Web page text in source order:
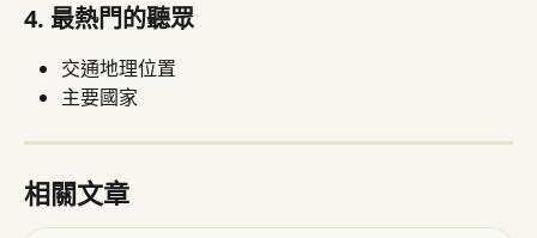
4. 最熱門的聽眾
交通地理位置
主要國家
相關文章